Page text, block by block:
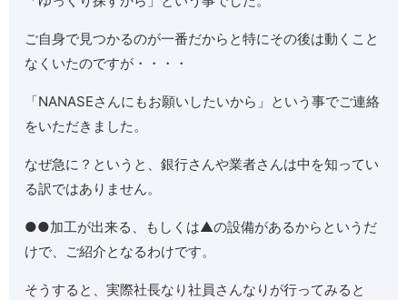
ご自身で見つかるのが一番だからと特にその後は動くこと
なくいたのですが・・・・
「NANASEさんにもお願いしたいから」という事でご連絡
をいただきました。
なぜ急に？というと、銀行さんや業者さんは中を知ってい
る訳ではありません。
●●加工が出来る、もしくは▲の設備があるからというだ
けで、ご紹介となるわけです。
そうすると、実際社長なり社員さんなりが行ってみると